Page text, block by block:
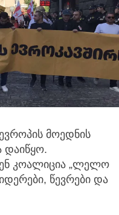
მოედნის
კოალიცია „ლელო
წევრები და